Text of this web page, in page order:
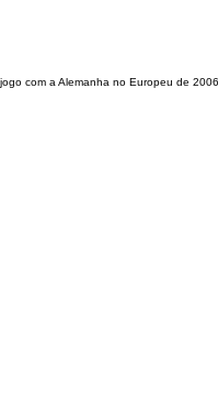
com a Alemanha no Europeu de 2006.